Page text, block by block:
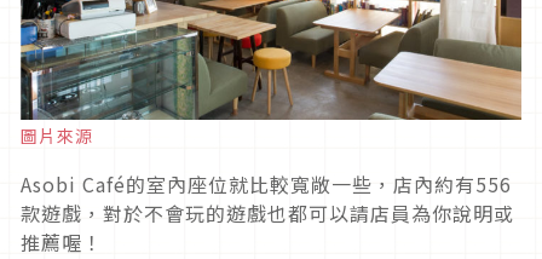
圖片來源
Asobi Café的室內座位就比較寬敞一些，店內約有556
款遊戲，對於不會玩的遊戲也都可以請店員為你說明或
推薦喔！